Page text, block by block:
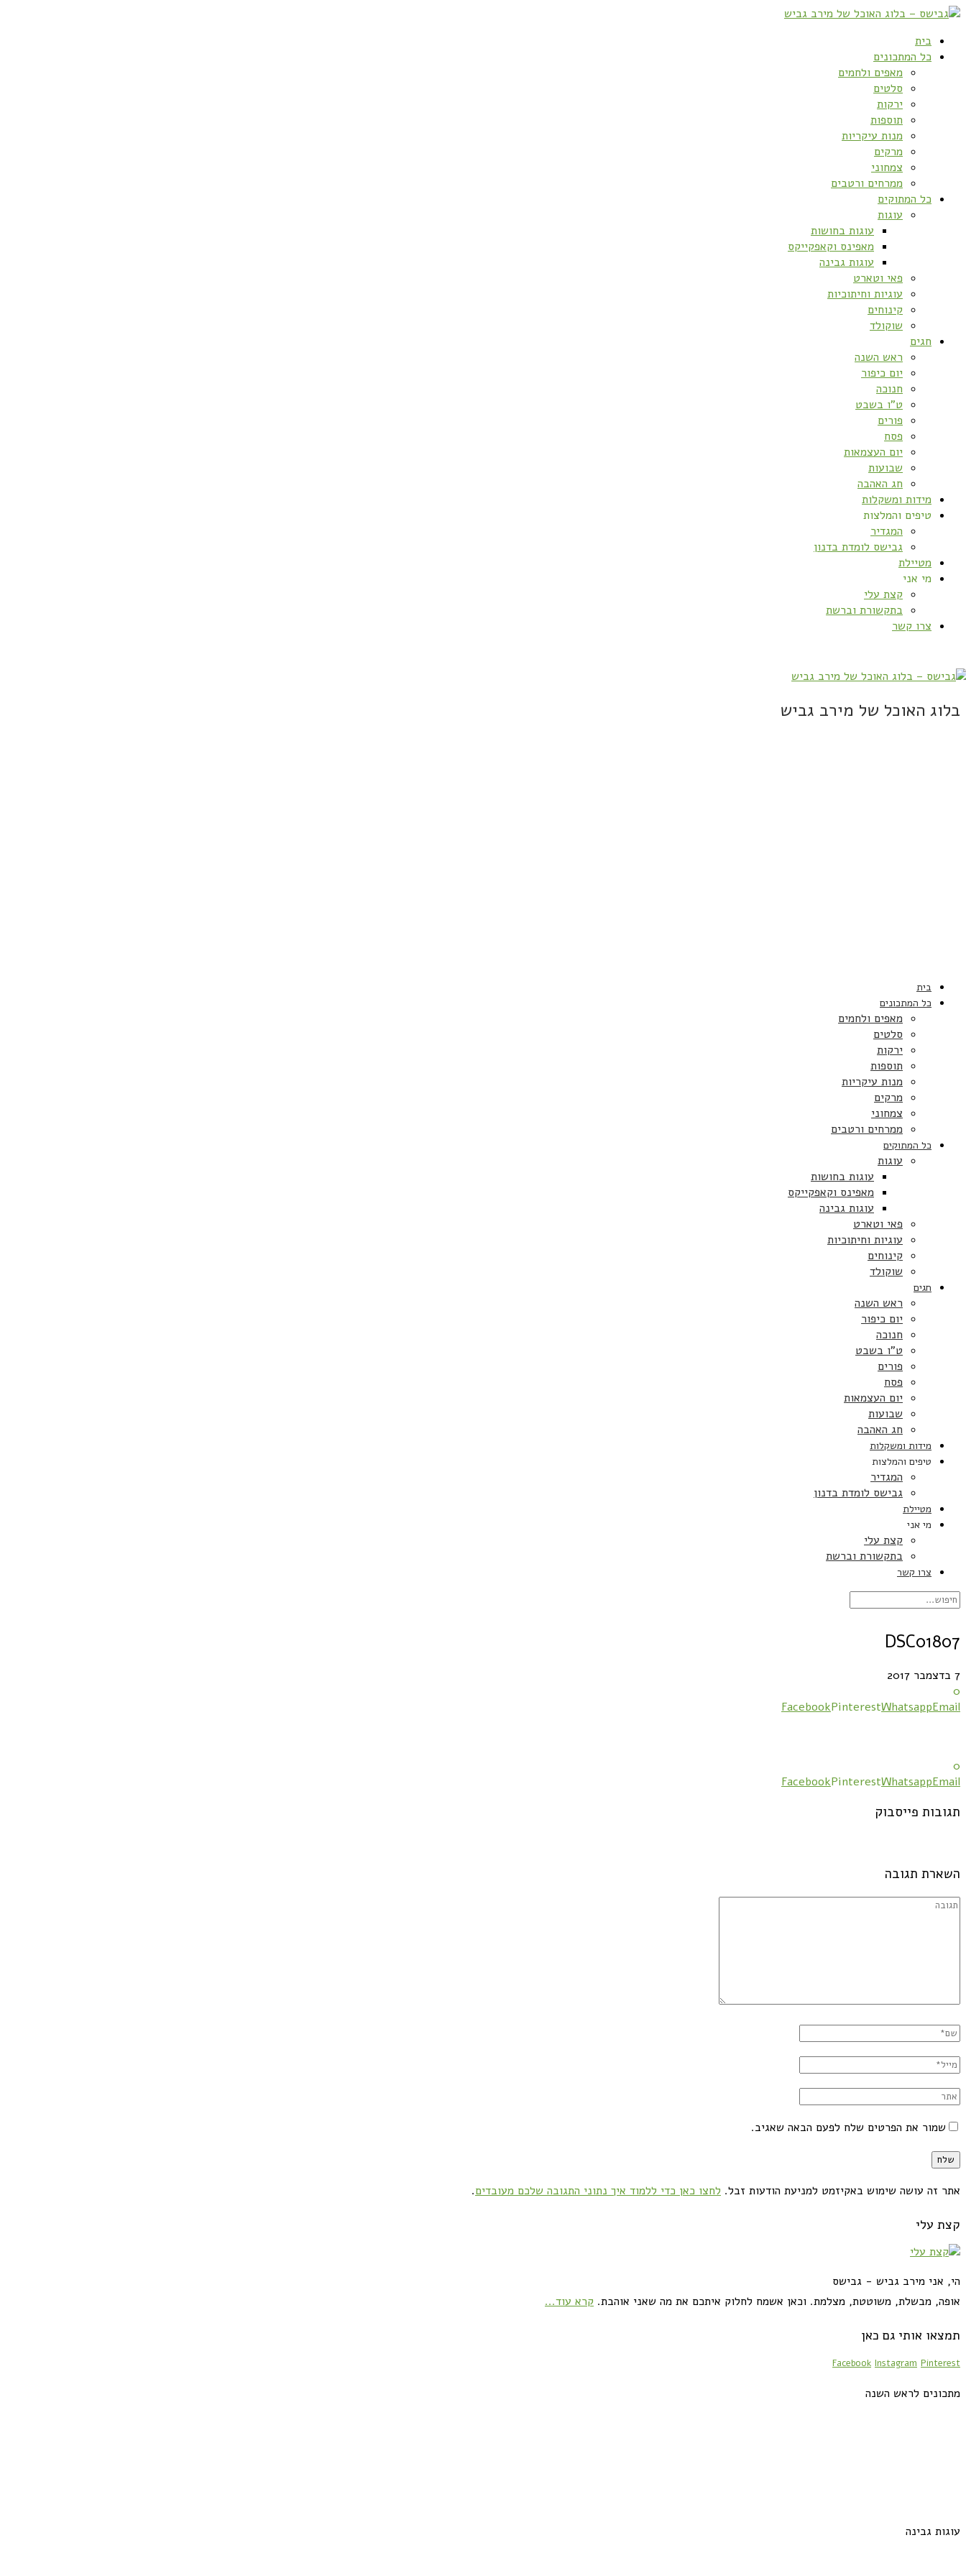
בית
כל המתכונים
מאפים ולחמים
סלטים
ירקות
תוספות
מנות עיקריות
מרקים
צמחוני
ממרחים ורטבים
כל המתוקים
עוגות
עוגות בחושות
מאפינס וקאפקייקס
עוגות גבינה
פאי וטארט
עוגיות וחיתוכיות
קינוחים
שוקולד
חגים
ראש השנה
יום כיפור
חנוכה
ט”ו בשבט
פורים
פסח
יום העצמאות
שבועות
חג האהבה
מידות ומשקלות
טיפים והמלצות
המגדיר
גבישס לומדת בדנון
מטיילת
מי אני
קצת עלי
בתקשורת וברשת
צרו קשר
בלוג האוכל של מירב גביש
בית
כל המתכונים
מאפים ולחמים
סלטים
ירקות
תוספות
מנות עיקריות
מרקים
צמחוני
ממרחים ורטבים
כל המתוקים
עוגות
עוגות בחושות
מאפינס וקאפקייקס
עוגות גבינה
פאי וטארט
עוגיות וחיתוכיות
קינוחים
שוקולד
חגים
ראש השנה
יום כיפור
חנוכה
ט”ו בשבט
פורים
פסח
יום העצמאות
שבועות
חג האהבה
מידות ומשקלות
טיפים והמלצות
המגדיר
גבישס לומדת בדנון
מטיילת
מי אני
קצת עלי
בתקשורת וברשת
צרו קשר
DSC01807
7 בדצמבר 2017
0
FacebookPinterestWhatsappEmail
0
FacebookPinterestWhatsappEmail
תגובות פייסבוק
השארת תגובה
שמור את הפרטים שלח לפעם הבאה שאגיב.
אתר זה עושה שימוש באקיזמט למניעת הודעות זבל. לחצו כאן כדי ללמוד איך נתוני התגובה שלכם מעובדים.
קצת עלי
הי, אני מירב גביש - גבישס
אופה, מבשלת, משוטטת, מצלמת. וכאן אשמח לחלוק איתכם את מה שאני אוהבת. קרא עוד...
תמצאו אותי גם כאן
Facebook Instagram Pinterest
מתכונים לראש השנה
עוגות גבינה